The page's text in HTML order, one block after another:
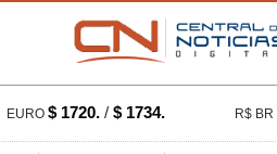
EURO $ 1720. / $ 1734. R$ BR